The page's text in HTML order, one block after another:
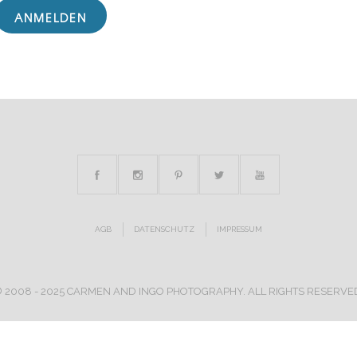
AGB DATENSCHUTZ IMPRESSUM
- 2025 CARMEN AND INGO PHOTOGRAPHY. ALL RIGHTS